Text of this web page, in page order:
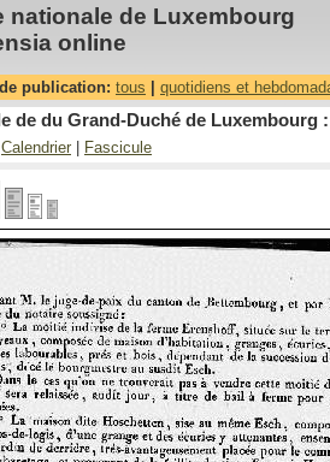
nationale de Luxembourg
online
publication: tous quotidiens et
de du Grand-Duché de Luxembourg
Calendrier Fascicule